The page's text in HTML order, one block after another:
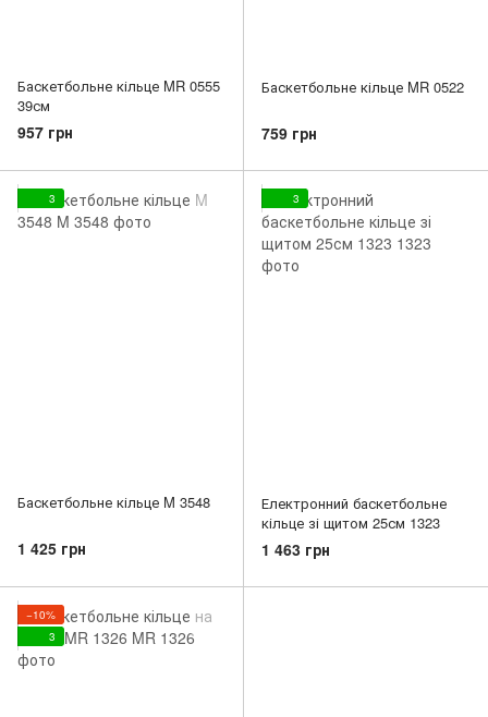
Баскетбольне кільце MR 0555
39см
957 грн
Баскетбольне кільце MR 0522
759 грн
3
Баскетбольне кільце M 3548
1 425 грн
3
Електронний баскетбольне
кільце зі щитом 25см 1323
1 463 грн
−10%
3